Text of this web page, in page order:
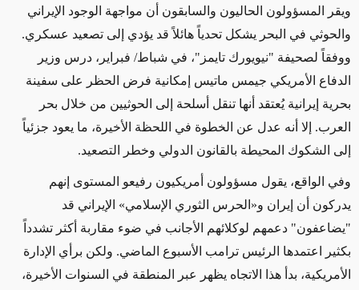
ويقر المسؤولون الحاليون والسابقون أن مواجهة الوجود الإيراني
والحوثي في البحر يشكل تحدياً هائلاً قد يؤدي إلى تصعيد عسكري.
ووفقاً لصحيفة "نيويورك تايمز"، في شباط/ فبراير، درس وزير
الدفاع الأمريكي جيمس ماتيس إمكانية فرض الحظر على سفينة
بحرية إيرانية يُعتقد أنها تنقل أسلحة إلى الحوثيين من خلال بحر
العرب. إلا أنه عدل عن الخطوة في اللحظة الأخيرة، ما يعود جزئياً
إلى الشكوك المحيطة بالقانون الدولي وخطر التصعيد.
وفي الواقع، يقول مسؤولون أمريكيون رفيعو المستوى إنهم
يدركون أن إيران و«الحرس الثوري الإسلامي» الإيراني قد
"يضاعفون" دعمهم لوكلائهم الأجانب في ضوء مقاربة أكثر تشدداً
بكثير اعتمدها الرئيس ترامب الأسبوع الماضي. ولكن برأي الإدارة
الأمريكية، بدأ هذا الاتجاه يظهر عبر المنطقة في السنوات الأخيرة،